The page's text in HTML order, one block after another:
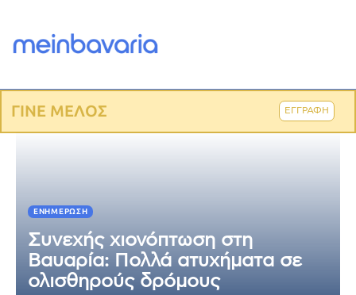
ΓΙΝΕ ΜΕΛΟΣ ΕΓΓΡΑΦΗ
ΕΝΗΜΈΡΩΣΗ
Συνεχής χιονόπτωση στη
Βαυαρία: Πολλά ατυχήματα σε
ολισθηρούς δρόμους